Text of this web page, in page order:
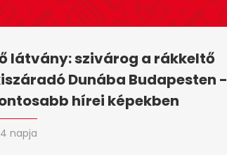
látvány: szivárog a rákkeltő
Dunába Budapesten -
hírei képekben
4 napja